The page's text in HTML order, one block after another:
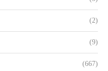
(2)
(9)
(667)